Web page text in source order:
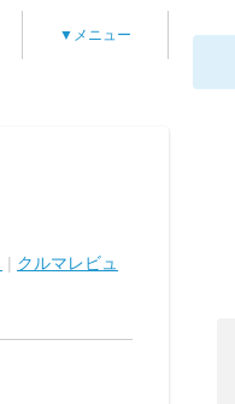
▼メニュー
| クルマレビュ